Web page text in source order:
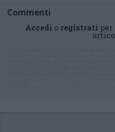
Commenti
Accedi o registrati per